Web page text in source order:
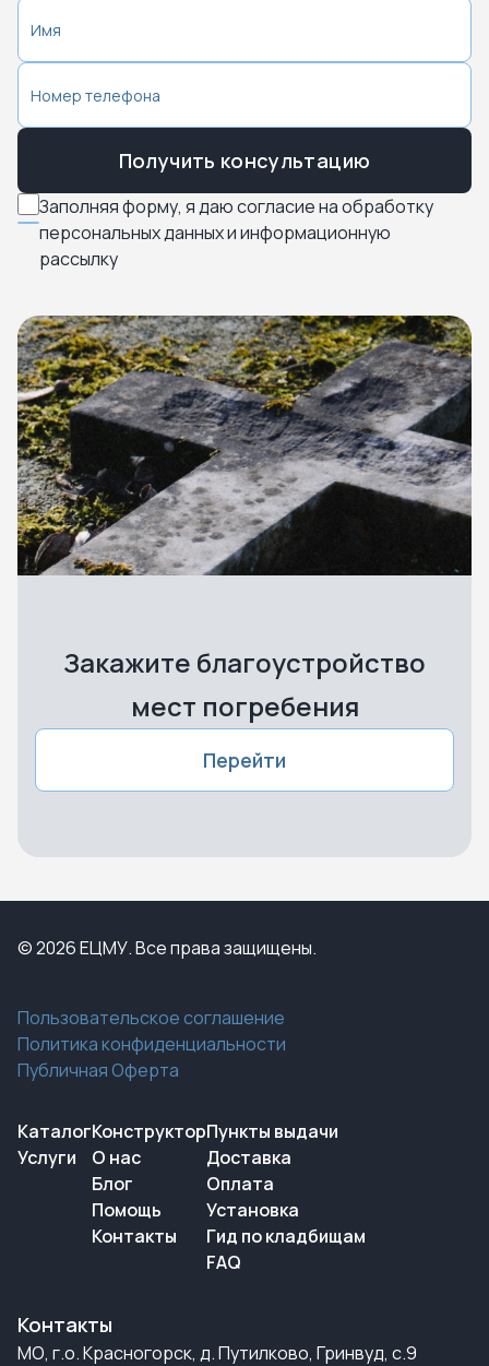
Заполняя форму, я даю согласие на обработку
персональных данных и информационную
рассылку
Получить консультацию
Закажите благоустройство
мест погребения
Перейти
© 2026 ЕЦМУ. Все права защищены.
Пользовательское соглашение
Политика конфиденциальности
Публичная Оферта
Каталог
Услуги
Конструктор
О нас
Блог
Помощь
Контакты
Пункты выдачи
Доставка
Оплата
Установка
Гид по кладбищам
FAQ
Контакты
МО, г.о. Красногорск, д. Путилково, Гринвуд, с.9